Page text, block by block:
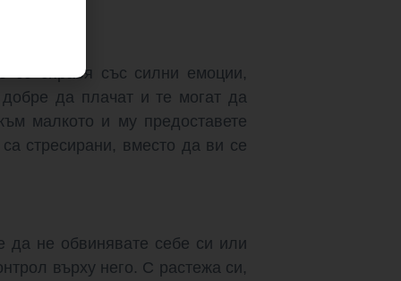
се справя със силни емоции,
да плачат и те могат да
малкото и му предоставете
стресирани, вместо да ви се
да не обвинявате себе си или
върху него. С растежа си,